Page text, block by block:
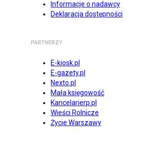
Informacje o nadawcy
Deklaracja dostępności
PARTNERZY
E-kiosk.pl
E-gazety.pl
Nexto.pl
Mała księgowość
Kancelarierp.pl
Wieści Rolnicze
Życie Warszawy